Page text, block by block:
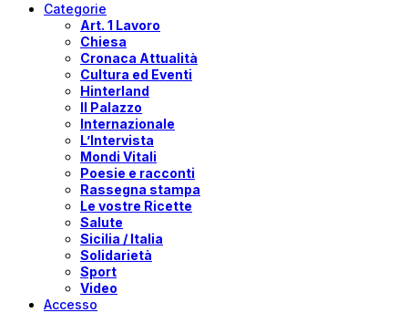
Categorie
Art. 1 Lavoro
Chiesa
Cronaca Attualità
Cultura ed Eventi
Hinterland
Il Palazzo
Internazionale
L’Intervista
Mondi Vitali
Poesie e racconti
Rassegna stampa
Le vostre Ricette
Salute
Sicilia / Italia
Solidarietà
Sport
Video
Accesso